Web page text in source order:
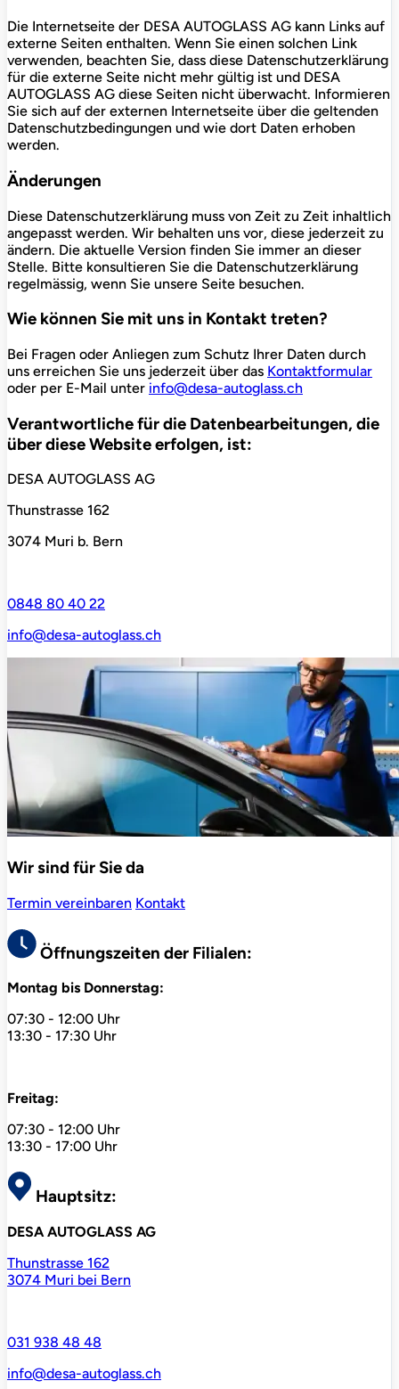
Die Internetseite der DESA AUTOGLASS AG kann Links auf
externe Seiten enthalten. Wenn Sie einen solchen Link
verwenden, beachten Sie, dass diese Datenschutzerklärung
für die externe Seite nicht mehr gültig ist und DESA
AUTOGLASS AG diese Seiten nicht überwacht. Informieren
Sie sich auf der externen Internetseite über die geltenden
Datenschutzbedingungen und wie dort Daten erhoben
werden.
Änderungen
Diese Datenschutzerklärung muss von Zeit zu Zeit inhaltlich
angepasst werden. Wir behalten uns vor, diese jederzeit zu
ändern. Die aktuelle Version finden Sie immer an dieser
Stelle. Bitte konsultieren Sie die Datenschutzerklärung
regelmässig, wenn Sie unsere Seite besuchen.
Wie können Sie mit uns in Kontakt treten?
Bei Fragen oder Anliegen zum Schutz Ihrer Daten durch
uns erreichen Sie uns jederzeit über das Kontaktformular
oder per E-Mail unter info@desa-autoglass.ch
Verantwortliche für die Datenbearbeitungen, die
über diese Website erfolgen, ist:
DESA AUTOGLASS AG
Thunstrasse 162
3074 Muri b. Bern
0848 80 40 22
info@desa-autoglass.ch
Wir sind für Sie da
Termin vereinbaren Kontakt
Öffnungszeiten der Filialen:
Montag bis Donnerstag:
07:30 - 12:00 Uhr
13:30 - 17:30 Uhr
Freitag:
07:30 - 12:00 Uhr
13:30 - 17:00 Uhr
Hauptsitz:
DESA AUTOGLASS AG
Thunstrasse 162
3074 Muri bei Bern
031 938 48 48
info@desa-autoglass.ch